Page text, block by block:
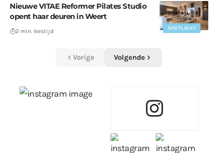
SPOTLIGHT
Nieuwe VITAE Reformer Pilates Studio
opent haar deuren in Weert
2 min. leestijd
Vorige Volgende